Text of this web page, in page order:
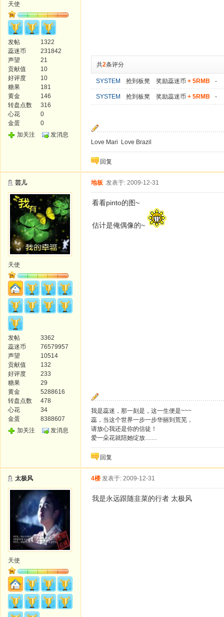
天使
发帖
1322
蕊迷币
231842
声望
21
贡献值
10
好评度
10
糖果
181
黄金
146
转盘点数
316
心花
0
金蛋
0
加关注
发消息
共2条评分
SYSTEM 抢到板凳 奖励蕊迷币 + 5RMB -
SYSTEM 抢到板凳 奖励蕊迷币 + 5RMB -
Love Mari Love Brazil
回复
芸儿
天使
发帖
3362
蕊迷币
76579957
声望
10514
贡献值
132
好评度
233
糖果
29
黄金
5288616
转盘点数
478
心花
34
金蛋
8388607
加关注
发消息
地板 发表于: 2009-12-31
看看pinto的图~
估计是俺偶像的~
我是蕊迷，那一刻是，这一生便是~~~
蕊，当这个世界一步一步华丽到荒芜，
请放心我还是你的信徒！
爱一朵花就陪她绽放……
回复
太极风
天使
4楼 发表于: 2009-12-31
我是永远跟随韭菜的行者 太极风